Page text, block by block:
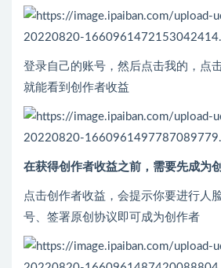
登录自己的账号，然后点击我的，点
就能看到创作者收益
在获得创作者收益之前，需要先成为
点击创作者收益，会提示你要进行人
号、签署原创协议即可成为创作者